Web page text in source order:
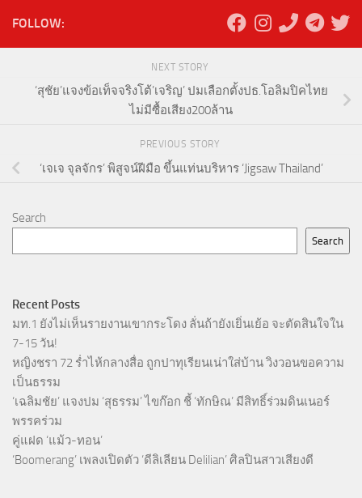
FOLLOW:
NEXT STORY
‘สุชัย’แจงข้อเท็จจริงโต้’เจริญ’ ปมเลือกตั้งปธ.โอลิมปิคไทย
ไม่มีซื้อเสียง200ล้าน
PREVIOUS STORY
‘เจเจ จุลจักร’ พิสูจน์ฝีมือ ขึ้นแท่นบริหาร ‘Jigsaw Thailand’
Search
Search
Recent Posts
มท.1 ยังไม่เห็นรายงานเขากระโดง ลั่นถ้ายังเยิ่นเย้อ จะตัดสินใจใน
7-15 วัน!
หญิงชรา 72 ร่ำไห้กลางสื่อ ถูกปาทุเรียนเน่าใส่บ้าน วิงวอนขอความ
เป็นธรรม
‘เฉลิมชัย’ แจงปม ‘สุธรรม’ ไขก๊อก ชี้ ‘ทักษิณ’ มีสิทธิ์ร่วมดินเนอร์
พรรคร่วม
คู่แฝด ‘แม้ว-ทอน’
‘Boomerang’ เพลงเปิดตัว ‘ดีลิเลียน Delilian’ ศิลปินสาวเสียงดี